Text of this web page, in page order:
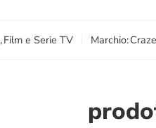
,Film e Serie TV Marchio: